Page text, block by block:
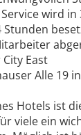
wird
Stunden
East
Alle 19
Hotels ist
viele ein